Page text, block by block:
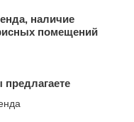
наличие
помещений